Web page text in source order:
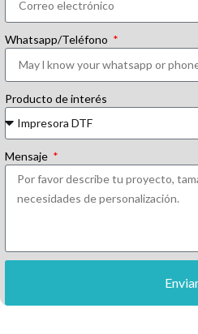
Whatsapp/Teléfono
Producto de interés
Mensaje